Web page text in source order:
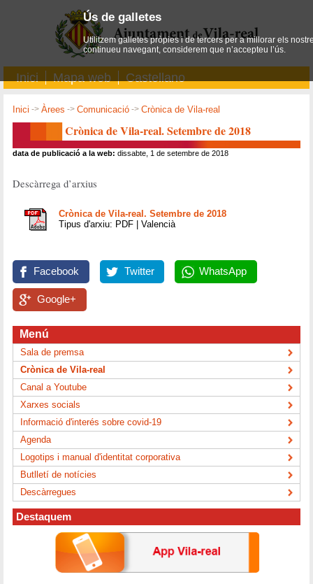
Inici Mapa web Castellano
Inici ->Àrees ->Comunicació ->Crònica de Vila-real
Crònica de Vila-real. Setembre de 2018
data de publicació a la web: dissabte, 1 de setembre de 2018
Descàrrega d’arxius
Crònica de Vila-real. Setembre de 2018
Tipus d'arxiu: PDF | Valencià
Facebook Twitter WhatsApp
Google+
Menú
Sala de premsa
Crònica de Vila-real
Canal a Youtube
Xarxes socials
Informació d'interés sobre covid-19
Agenda
Logotips i manual d'identitat corporativa
Butlletí de notícies
Descàrregues
Destaquem
Ús de galletes
Utilitzem galletes pròpies i de tercers per a millorar els
continueu navegant, considerem que n’accepteu l’ús.